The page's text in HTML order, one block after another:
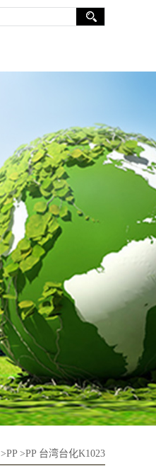
>PP >PP 台湾台化K1023